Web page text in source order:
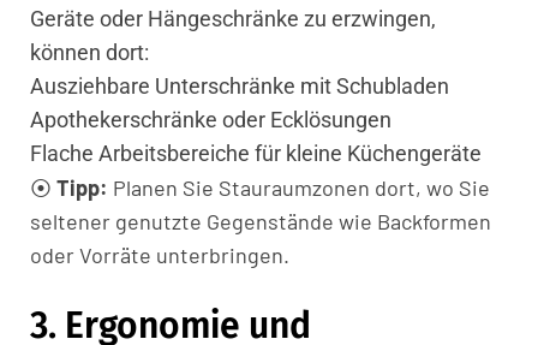
Geräte oder Hängeschränke zu erzwingen,
können dort:
Ausziehbare Unterschränke mit Schubladen
Apothekerschränke oder Ecklösungen
Flache Arbeitsbereiche für kleine Küchengeräte
⦿ Tipp: Planen Sie Stauraumzonen dort, wo Sie
seltener genutzte Gegenstände wie Backformen
oder Vorräte unterbringen.
3. Ergonomie und